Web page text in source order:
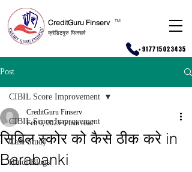
CreditGuru Finserv
क्रेडिटगुरु फिनसर्व
TM
+917715023435
Post
CIBIL Score Improvement
Case Study
Hindi Blogs
CIBIL Score Improvement
सिबिल स्कोर को कैसे ठीक करे in
Barabanki
CreditGuru Finserv
Feb 6, 2025 6 min read